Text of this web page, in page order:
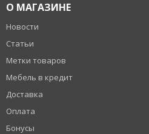
О МАГАЗИНЕ
Новости
Статьи
Метки товаров
Мебель в кредит
Доставка
Оплата
Бонусы